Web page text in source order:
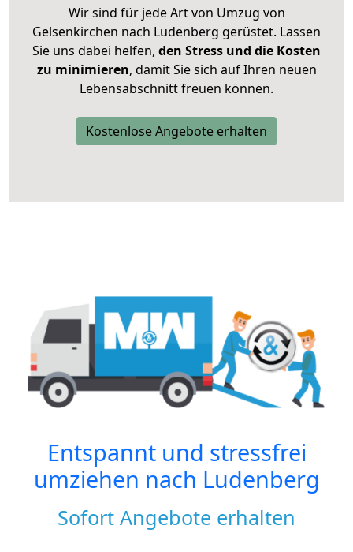
Wir sind für jede Art von Umzug von
Gelsenkirchen nach Ludenberg gerüstet. Lassen
Sie uns dabei helfen, den Stress und die Kosten
zu minimieren, damit Sie sich auf Ihren neuen
Lebensabschnitt freuen können.
Kostenlose Angebote erhalten
Entspannt und stressfrei
umziehen nach Ludenberg
Sofort Angebote erhalten